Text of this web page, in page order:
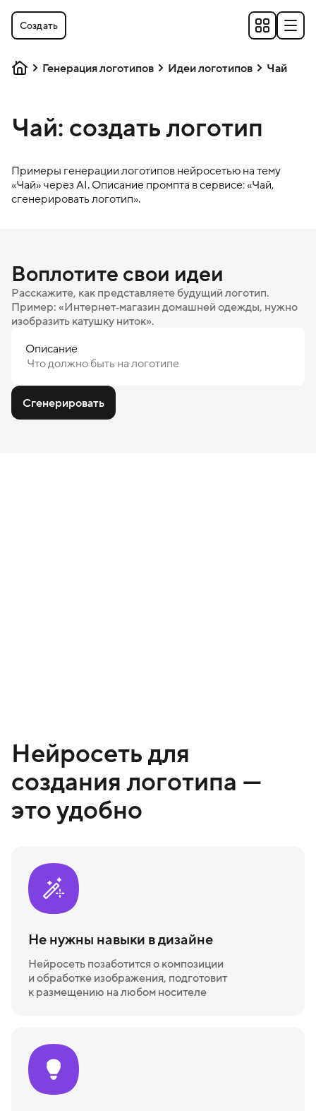
Создать
Генерация логотипов Идеи логотипов Чай
Чай: создать логотип
Примеры генерации логотипов нейросетью на тему
«Чай» через AI. Описание промпта в сервисе: «Чай,
сгенерировать логотип».
Воплотите свои идеи
Расскажите, как представляете будущий логотип.
Пример: «Интернет‑магазин домашней одежды, нужно
изобразить катушку ниток».
Описание
Сгенерировать
Нейросеть для
создания логотипа —
это удобно
Не нужны навыки в дизайне
Нейросеть позаботится о композиции
и обработке изображения, подготовит
к размещению на любом носителе